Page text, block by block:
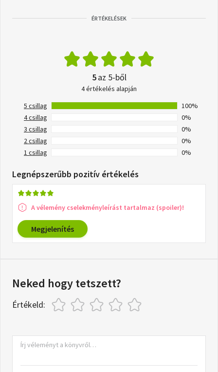
ÉRTÉKELÉSEK
5az 5-ből
4 értékelés alapján
5 csillag
100%
4 csillag
0%
3 csillag
0%
2 csillag
0%
1 csillag
0%
Legnépszerűbb pozitív értékelés
A vélemény cselekményleírást tartalmaz (spoiler)!
Megjelenítés
Neked hogy tetszett?
Értékeld: